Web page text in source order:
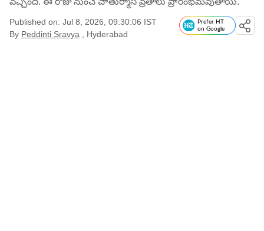
Published on: Jul 8, 2026, 09:30:06 IST
By Peddinti Sravya , Hyderabad
Prefer HT
on Google